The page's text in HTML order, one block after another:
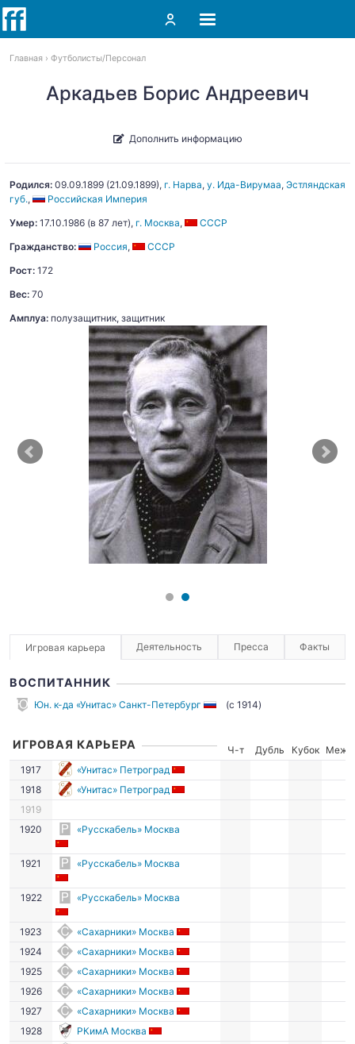
Главная Футболисты Персонал
Аркадьев Борис Андреевич
Дополнить информацию
Родился: 09.09.1899 (21.09.1899), г. Нарва, у. Ида-Вирумаа, Эстляндская
губ.,
Российская Империя
Умер: 17.10.1986 (в 87 лет), г. Москва,
СССР
Гражданство:
Россия,
СССР
Рост: 172
Вес: 70
Амплуа: полузащитник, защитник
Игровая карьера Деятельность Пресса Факты
ВОСПИТАННИК
Юн. к-да «Унитас» Санкт-Петербург (c 1914)
ИГРОВАЯ КАРЬЕРА Ч-т Дубль Кубок
Межд.
1917
«Унитас» Петроград
1918
«Унитас» Петроград
1919
1920
«Русскабель» Москва
1921 «Русскабель» Москва
1922 «Русскабель» Москва
1923
«Сахарники» Москва
1924
«Сахарники» Москва
1925
«Сахарники» Москва
1926
«Сахарники» Москва
1927
«Сахарники» Москва
1928
РКимА Москва